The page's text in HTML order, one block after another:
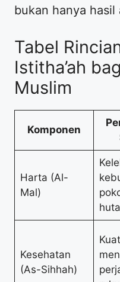
bukan hanya hasil
Tabel
Istitha’ah
Muslim
Komponen
Harta (Al-
Mal)
Kesehatan
(As-Sihhah)
Kuat